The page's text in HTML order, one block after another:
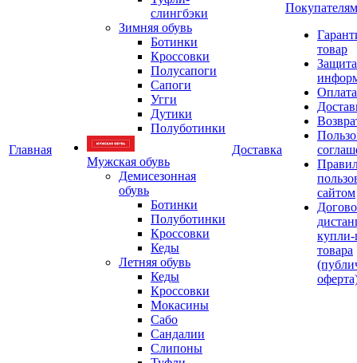
Главная
слингбэки
Зимняя обувь
Ботинки
Кроссовки
Полусапоги
Сапоги
Угги
Дутики
Полуботинки
Мужская обувь
Демисезонная
обувь
Ботинки
Полуботинки
Кроссовки
Кеды
Летняя обувь
Кеды
Кроссовки
Мокасины
Сабо
Сандалии
Слипоны
Доставка
Покупателям
товар
Защита
Оплата
сайтом
товара